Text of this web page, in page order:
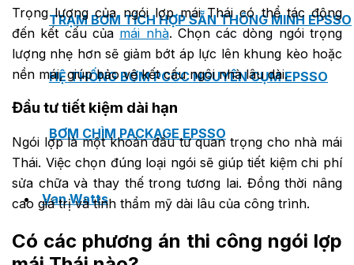
TRẠM BƠM TÍCH HỢP SẴN THÔNG MINH EPSSO
HỆ THỐNG BƠM PCCC NGUYÊN CỤM EPSSO
BƠM CHÌM PACKAGE EPSSO
Van Watts
Trọng lượng của ngói lợp mái Thái có thể tác động
đến kết cấu của mái nhà. Chọn các dòng ngói trọng
lượng nhẹ hơn sẽ giảm bớt áp lực lên khung kèo hoặc
nền mái, giúp bảo vệ kết cấu ngôi nhà lâu dài.
Đầu tư tiết kiệm dài hạn
Ngói lợp là một khoản đầu tư quan trọng cho nhà mái
Thái. Việc chọn đúng loại ngói sẽ giúp tiết kiệm chi phí
sửa chữa và thay thế trong tương lai. Đồng thời nâng
cao giá trị và tính thẩm mỹ dài lâu của công trình.
Có các phương án thi công ngói lợp